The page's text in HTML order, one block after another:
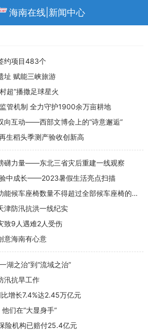
海南在线|新闻中心
房产
美食
周末去哪儿
约项目483个
址 赋能三峡旅游
超”播撒足球星火
管机制 全力守护1900余万亩耕地
向互动——西部文博会上的“诗意邂逅”
生稻头季测产验收创新高
礴力量——东北三省灾后重建一线观察
中成长——2023暑假生活亮点扫描
国铁集团：火车站多功能候车座椅数量不得超过全部候车座椅的20%
防汛抗洪一线纪实
致9人遇难2人受伤
意海南有心意
湖之治”到“流域之治”
汛抗旱工作
增长7.4%达2.45万亿元
们在“大显身手”
险机构已赔付25.4亿元